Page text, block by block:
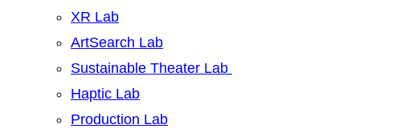
XR Lab
ArtSearch Lab
Sustainable Theater Lab
Haptic Lab
Production Lab